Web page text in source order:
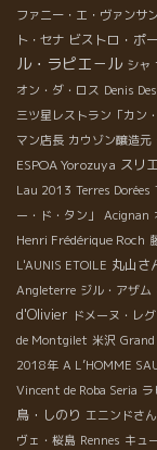
ファニー・エ・ヴァンサ
ト・セナ ビストロ・ポ
ル・ラピエ－ル シャ
オン・ダ・ロス Denis
三ツ星レストラン「カン
マン店長 カウゾン醸造元
ESPOA Yorozuya スリ
Lau 2013 Terres Dorées
ー・ド・タン」
Acignan
Henri Frédérique Roch
L'AUNIS ETOILE 丸山さ
Angleterre ジル・アザム
d'Olivier ドメーヌ・レ
de Montgilet 米沢
2018年 A L’HOMME
Vincent de Roba Seria
鳥・しのり エニンドさん
ヴェ・桜島 Rennes キュ